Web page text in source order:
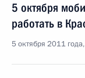
5 октября
работать в
5 октября 2011